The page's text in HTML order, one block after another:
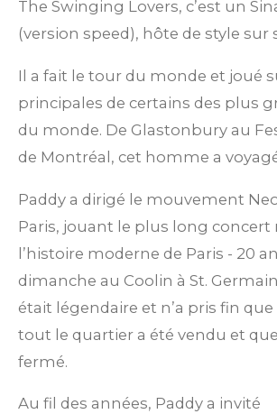
The Swinging Lovers, c’est un
(version speed), hôte de style sur
Il a fait le tour du monde et joué
principales de certains des plus
du monde. De Glastonbury au
de Montréal, cet homme a
Paddy a dirigé le mouvement
Paris, jouant le plus long concert
l’histoire moderne de Paris - 20
dimanche au Coolin à St.
était légendaire et n’a pris fin
tout le quartier a été vendu et
fermé.
Au fil des années, Paddy a invité